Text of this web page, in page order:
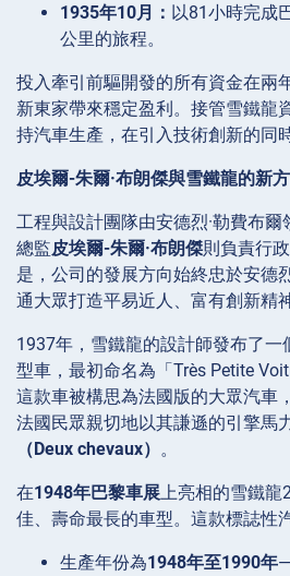
1935年10月： 以81小時完成
公里的旅程。
投入牽引前驅開發的所有資金在兩
新東家帶來穩定盈利。接管雪鐵龍
持汽車生產，在引入技術創新的同
皮埃爾-朱爾·布朗傑與雪鐵龍的新
工程與設計團隊由安德烈·勒費布
總監皮埃爾-朱爾·布朗傑則負責行
是，公司的發展方向始終忠於安德
通大眾打造平易近人、富有創新精
1937年，雪鐵龍的設計師發布了
型車，最初命名為「Très Petite
這款車被構思為法國版的大眾汽車
法國民眾親切地以其謙遜的引擎馬
（Deux chevaux） 。
在1948年巴黎車展 上亮相的雪鐵
佳、壽命最長的車型。這款標誌性
生產年份為1948年至1990年